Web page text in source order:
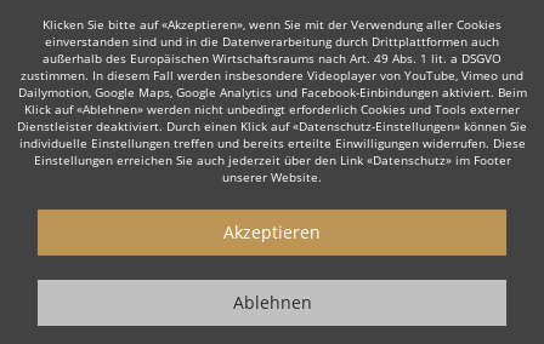
Klicken Sie bitte auf «Akzeptieren», wenn Sie mit der Verwendung aller Cookies
einverstanden sind und in die Datenverarbeitung durch Drittplattformen auch
außerhalb des Europäischen Wirtschaftsraums nach Art. 49 Abs. 1 lit. a DSGVO
zustimmen. In diesem Fall werden insbesondere Videoplayer von YouTube, Vimeo und
Dailymotion, Google Maps, Google Analytics und Facebook-Einbindungen aktiviert. Beim
Klick auf «Ablehnen» werden nicht unbedingt erforderlich Cookies und Tools externer
Dienstleister deaktiviert. Durch einen Klick auf «Datenschutz-Einstellungen» können Sie
individuelle Einstellungen treffen und bereits erteilte Einwilligungen widerrufen. Diese
Einstellungen erreichen Sie auch jederzeit über den Link «Datenschutz» im Footer
unserer Website.
Akzeptieren
Ablehnen